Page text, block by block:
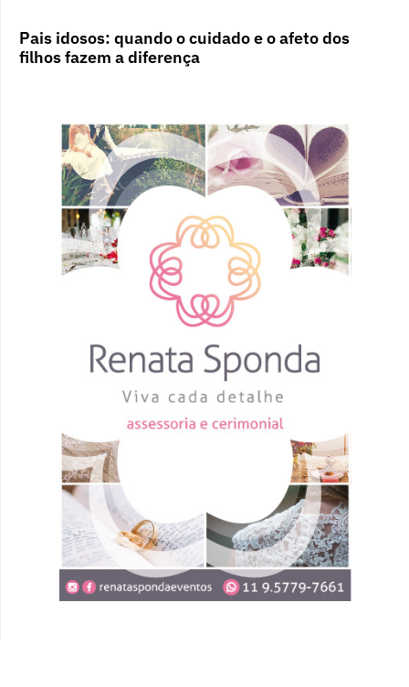
Pais idosos: quando o cuidado e o afeto dos
filhos fazem a diferença